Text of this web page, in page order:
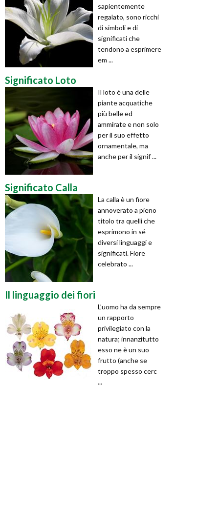
sapientemente
regalato, sono ricchi
di simboli e di
significati che
tendono a esprimere
em ...
Significato Loto
Il loto è una delle
piante acquatiche
più belle ed
ammirate e non solo
per il suo effetto
ornamentale, ma
anche per il signif ...
Significato Calla
La calla è un fiore
annoverato a pieno
titolo tra quelli che
esprimono in sé
diversi linguaggi e
significati. Fiore
celebrato ...
Il linguaggio dei fiori
L’uomo ha da sempre
un rapporto
privilegiato con la
natura; innanzitutto
esso ne è un suo
frutto (anche se
troppo spesso cerc
...